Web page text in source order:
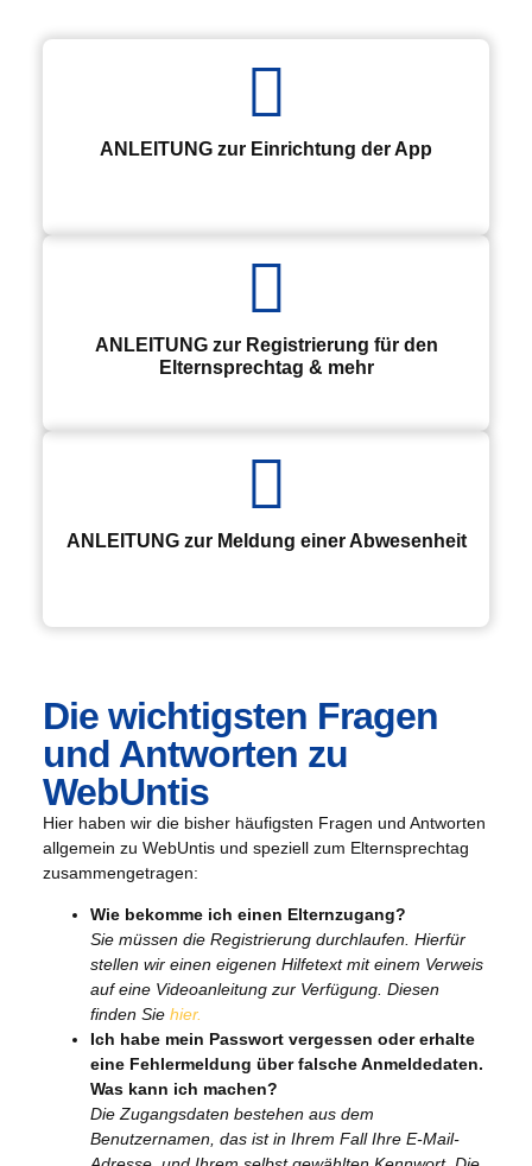
ANLEITUNG zur Einrichtung der App
ANLEITUNG zur Registrierung für den
Elternsprechtag & mehr
ANLEITUNG zur Meldung einer Abwesenheit
Die wichtigsten Fragen
und Antworten zu
WebUntis
Hier haben wir die bisher häufigsten Fragen und Antworten
allgemein zu WebUntis und speziell zum Elternsprechtag
zusammengetragen:
Wie bekomme ich einen Elternzugang?
Sie müssen die Registrierung durchlaufen. Hierfür
stellen wir einen eigenen Hilfetext mit einem Verweis
auf eine Videoanleitung zur Verfügung. Diesen
finden Sie hier.
Ich habe mein Passwort vergessen oder erhalte
eine Fehlermeldung über falsche Anmeldedaten.
Was kann ich machen?
Die Zugangsdaten bestehen aus dem
Benutzernamen, das ist in Ihrem Fall Ihre E-Mail-